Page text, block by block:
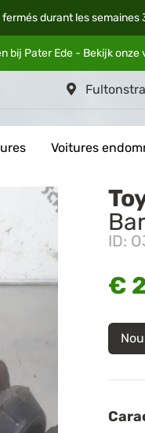
durant les
bij Pater Ede - Bekijk onze
Voitures
ID:
€